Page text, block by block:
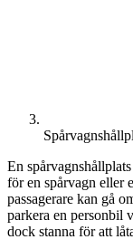
En
för en spårvagn eller
passagerare kan gå
parkera en personbil
dock stanna för att